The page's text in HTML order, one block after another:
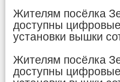
Жителям посёлка
доступны
установки вышки
Жителям посёлка
доступны